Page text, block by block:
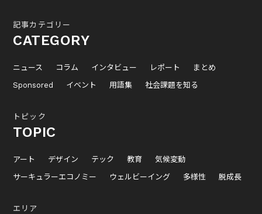
記事カテゴリー
CATEGORY
ニュース コラム インタビュー レポート
まとめ
Sponsored
イベント 用語集 社会課題を知る
トピック
TOPIC
アート デザイン テック 教育
気候変動
サーキュラーエコノミー
ウェルビーイング 多様性 脱成長
エリア